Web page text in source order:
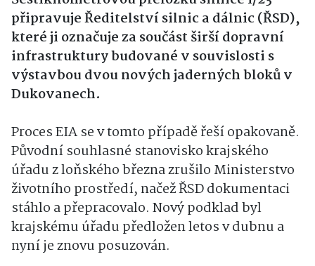
připravuje Ředitelství silnic a dálnic (ŘSD),
které ji označuje za součást širší dopravní
infrastruktury budované v souvislosti s
výstavbou dvou nových jaderných bloků v
Dukovanech.
Proces EIA se v tomto případě řeší opakovaně.
Původní souhlasné stanovisko krajského
úřadu z loňského března zrušilo Ministerstvo
životního prostředí, načež ŘSD dokumentaci
stáhlo a přepracovalo. Nový podklad byl
krajskému úřadu předložen letos v dubnu a
nyní je znovu posuzován.